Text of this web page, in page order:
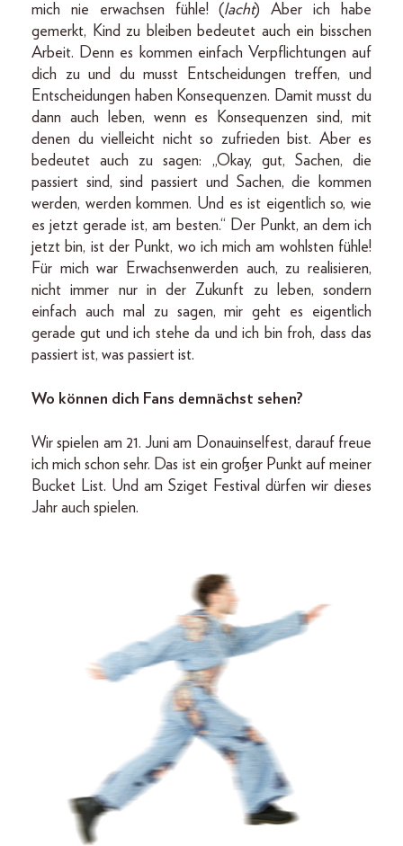
mich nie erwachsen fühle! (lacht) Aber ich habe
gemerkt, Kind zu bleiben bedeutet auch ein bisschen
Arbeit. Denn es kommen einfach Verpflichtungen auf
dich zu und du musst Entscheidungen treffen, und
Entscheidungen haben Konsequenzen. Damit musst du
dann auch leben, wenn es Konsequenzen sind, mit
denen du vielleicht nicht so zufrieden bist. Aber es
bedeutet auch zu sagen: „Okay, gut, Sachen, die
passiert sind, sind passiert und Sachen, die kommen
werden, werden kommen. Und es ist eigentlich so, wie
es jetzt gerade ist, am besten.“ Der Punkt, an dem ich
jetzt bin, ist der Punkt, wo ich mich am wohlsten fühle!
Für mich war Erwachsenwerden auch, zu realisieren,
nicht immer nur in der Zukunft zu leben, sondern
einfach auch mal zu sagen, mir geht es eigentlich
gerade gut und ich stehe da und ich bin froh, dass das
passiert ist, was passiert ist.
Wo können dich Fans demnächst sehen?
Wir spielen am 21. Juni am Donauinselfest, darauf freue
ich mich schon sehr. Das ist ein großer Punkt auf meiner
Bucket List. Und am Sziget Festival dürfen wir dieses
Jahr auch spielen.